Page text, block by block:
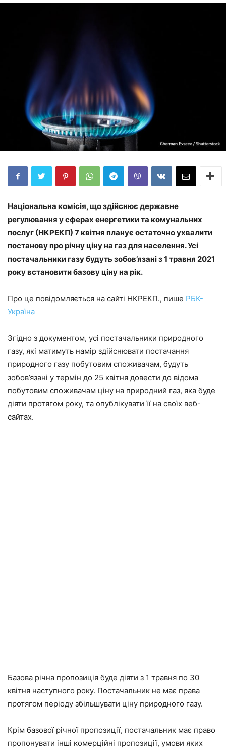
Національна комісія, що здійснює державне
регулювання у сферах енергетики та комунальних
послуг (НКРЕКП) 7 квітня планує остаточно ухвалити
постанову про річну ціну на газ для населення. Усі
постачальники газу будуть зобов’язані з 1 травня 2021
року встановити базову ціну на рік.
Про це повідомляється на сайті НКРЕКП., пише РБК-
Україна
Згідно з документом, усі постачальники природного
газу, які матимуть намір здійснювати постачання
природного газу побутовим споживачам, будуть
зобов’язані у термін до 25 квітня довести до відома
побутовим споживачам ціну на природний газ, яка буде
діяти протягом року, та опублікувати її на своїх веб-
сайтах.
Базова річна пропозиція буде діяти з 1 травня по 30
квітня наступного року. Постачальник не має права
протягом періоду збільшувати ціну природного газу.
Крім базової річної пропозиції, постачальник має право
пропонувати інші комерційні пропозиції, умови яких